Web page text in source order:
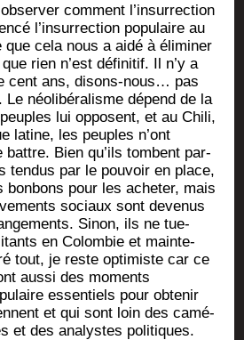
com­ment l’insurrection
l’insurrection popu­laire au
que cela nous a aidé à éli­mi­ner
rien n’est défi­ni­tif. Il n’y a
cent ans, disons-nous… pas
Le néo­li­bé­ra­lisme dépend de la
lui opposent, et au Chi­li,
latine, les peuples n’ont
battre. Bien qu’ils tombent par­
ten­dus par le pou­voir en place,
bon­bons pour les ache­ter, mais
sociaux sont deve­nus
Sinon, ils ne tue­
en Colom­bie et main­te­
tout, je reste opti­miste car ce
aus­si des moments
essen­tiels pour obte­nir
et qui sont loin des camé­
et des ana­lystes politiques.